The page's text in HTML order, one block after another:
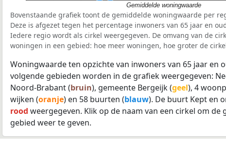
Gemiddelde woningwaarde
Bovenstaande grafiek toont de gemiddelde woningwaarde per
Deze is afgezet tegen het percentage inwoners van 65 jaar en
Iedere regio wordt als cirkel weergegeven. De omvang van de
woningen in een gebied: hoe meer woningen, hoe groter de
Woningwaarde ten opzichte van inwoners van 65 jaar en
volgende gebieden worden in de grafiek weergegeven:
Noord-Brabant (bruin), gemeente Bergeijk (geel), 4
wijken (oranje) en 58 buurten (blauw). De buurt Kept en
rood weergegeven. Klik op de naam van een cirkel om de
gebied weer te geven.